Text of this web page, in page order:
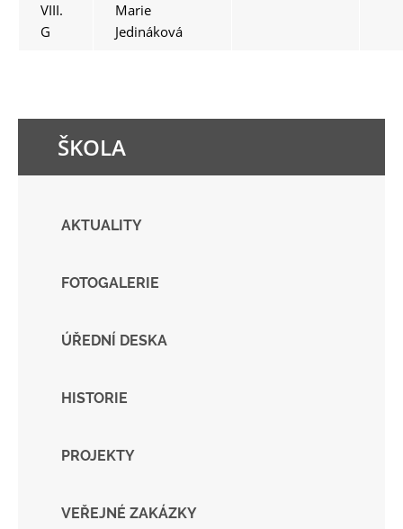
VIII.
G
Marie
Jedináková
ŠKOLA
AKTUALITY
FOTOGALERIE
ÚŘEDNÍ DESKA
HISTORIE
PROJEKTY
VEŘEJNÉ ZAKÁZKY